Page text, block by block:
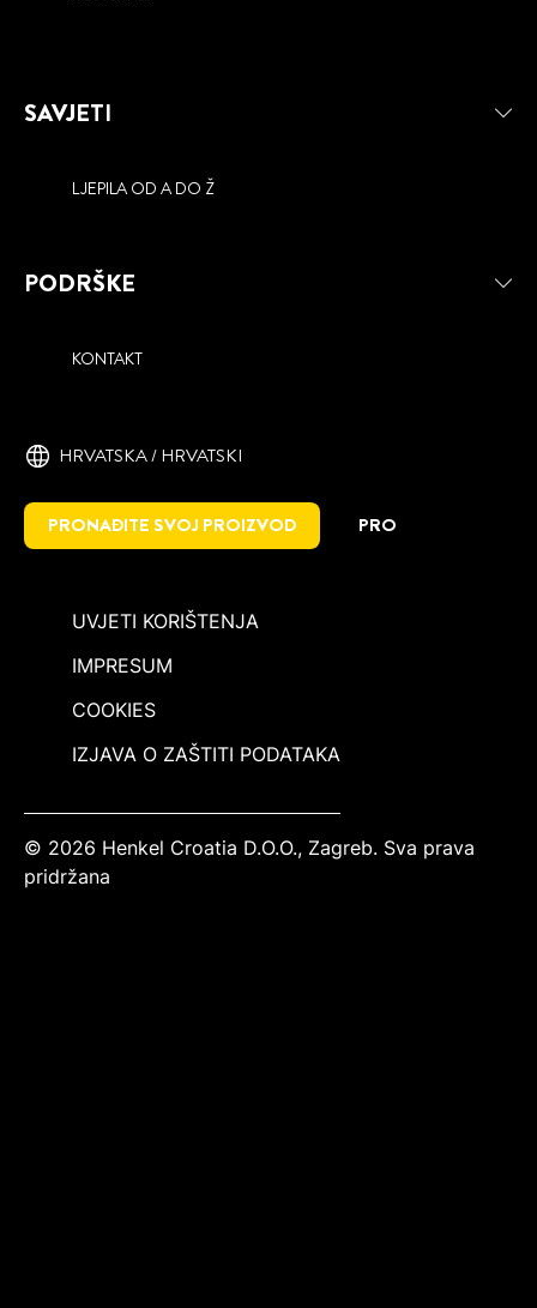
SAVJETI
LJEPILA OD A DO Ž
PODRŠKE
KONTAKT
HRVATSKA / HRVATSKI
PRONAĐITE SVOJ PROIZVOD PRO
UVJETI KORIŠTENJA
IMPRESUM
COOKIES
IZJAVA O ZAŠTITI PODATAKA
© 2026 Henkel Croatia D.O.O., Zagreb. Sva prava
pridržana